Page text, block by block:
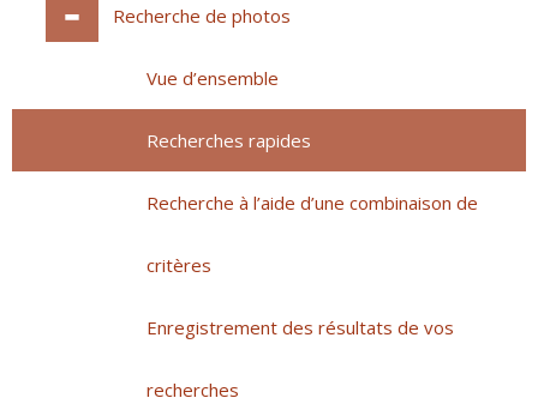
Recherche de photos
Vue d’ensemble
Recherches rapides
Recherche à l’aide d’une combinaison de
critères
Enregistrement des résultats de vos
recherches